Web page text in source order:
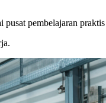
pembelajaran